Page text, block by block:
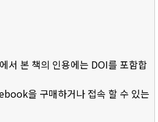
서 본 책의 인용에는 DOI를 포함합
을 구매하거나 접속 할 수 있는